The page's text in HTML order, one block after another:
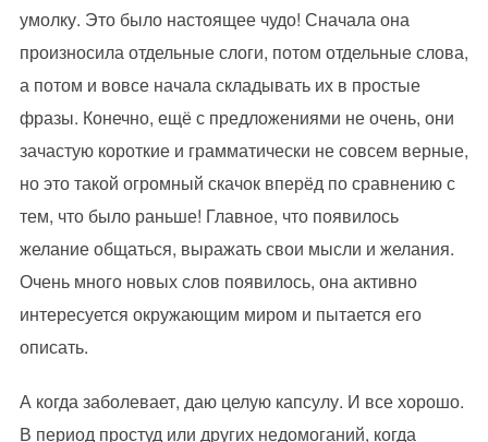
умолку. Это было настоящее чудо! Сначала она
произносила отдельные слоги, потом отдельные слова,
а потом и вовсе начала складывать их в простые
фразы. Конечно, ещё с предложениями не очень, они
зачастую короткие и грамматически не совсем верные,
но это такой огромный скачок вперёд по сравнению с
тем, что было раньше! Главное, что появилось
желание общаться, выражать свои мысли и желания.
Очень много новых слов появилось, она активно
интересуется окружающим миром и пытается его
описать.
А когда заболевает, даю целую капсулу. И все хорошо.
В период простуд или других недомоганий, когда